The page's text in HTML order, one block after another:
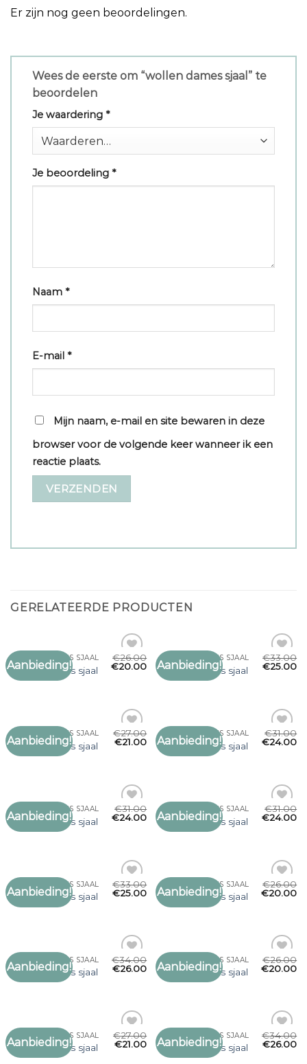
Er zijn nog geen beoordelingen.
Wees de eerste om “wollen dames sjaal” te
beoordelen
Je waardering *
Je beoordeling *
Naam *
E-mail *
Mijn naam, e-mail en site bewaren in deze
browser voor de volgende keer wanneer ik een
reactie plaats.
GERELATEERDE PRODUCTEN
Aanbieding!
Toevoegen
WOLLEN DAMES SJAAL
wollen dames sjaal
€26.00
€20.00 Aanbieding!
Toevoegen
WOLLEN DAMES SJAAL
wollen dames sjaal
€33.00
€25.00
Aanbieding!
Toevoegen
WOLLEN DAMES SJAAL
wollen dames sjaal
€27.00
€21.00 Aanbieding!
Toevoegen
WOLLEN DAMES SJAAL
wollen dames sjaal
€31.00
€24.00
Aanbieding!
Toevoegen
WOLLEN DAMES SJAAL
wollen dames sjaal
€31.00
€24.00 Aanbieding!
Toevoegen
WOLLEN DAMES SJAAL
wollen dames sjaal
€31.00
€24.00
Aanbieding!
Toevoegen
WOLLEN DAMES SJAAL
wollen dames sjaal
€33.00
€25.00 Aanbieding!
Toevoegen
WOLLEN DAMES SJAAL
wollen dames sjaal
€26.00
€20.00
Aanbieding!
Toevoegen
WOLLEN DAMES SJAAL
wollen dames sjaal
€34.00
€26.00 Aanbieding!
Toevoegen
WOLLEN DAMES SJAAL
wollen dames sjaal
€26.00
€20.00
Aanbieding!
Toevoegen
WOLLEN DAMES SJAAL
wollen dames sjaal
€27.00
€21.00 Aanbieding!
Toevoegen
WOLLEN DAMES SJAAL
wollen dames sjaal
€34.00
€26.00